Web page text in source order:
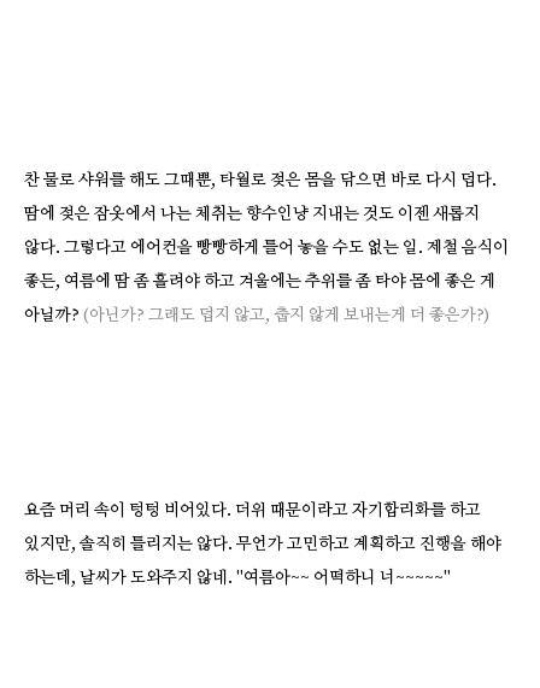
찬 물로 샤워를 해도 그때뿐, 타월로 젖은 몸을 닦으면 바로 다시 덥다.
땀에 젖은 잠옷에서 나는 체취는 향수인냥 지내는 것도 이젠 새롭지
않다. 그렇다고 에어컨을 빵빵하게 틀어 놓을 수도 없는 일. 제철 음식이
좋든, 여름에 땀 좀 흘려야 하고 겨울에는 추위를 좀 타야 몸에 좋은 게
아닐까? (아닌가? 그래도 덥지 않고, 춥지 않게 보내는게 더 좋은가?)
요즘 머리 속이 텅텅 비어있다. 더위 때문이라고 자기합리화를 하고
있지만, 솔직히 틀리지는 않다. 무언가 고민하고 계획하고 진행을 해야
하는데, 날씨가 도와주지 않네. "여름아~~ 어떡하니 너~~~~~"